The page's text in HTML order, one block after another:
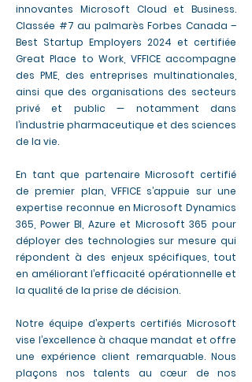
innovantes Microsoft Cloud et Business.
Classée #7 au palmarès Forbes Canada –
Best Startup Employers 2024 et certifiée
Great Place to Work, VFFICE accompagne
des PME, des entreprises multinationales,
ainsi que des organisations des secteurs
privé et public — notamment dans
l’industrie pharmaceutique et des sciences
de la vie.
En tant que partenaire Microsoft certifié
de premier plan, VFFICE s’appuie sur une
expertise reconnue en Microsoft Dynamics
365, Power BI, Azure et Microsoft 365 pour
déployer des technologies sur mesure qui
répondent à des enjeux spécifiques, tout
en améliorant l’efficacité opérationnelle et
la qualité de la prise de décision.
Notre équipe d’experts certifiés Microsoft
vise l’excellence à chaque mandat et offre
une expérience client remarquable. Nous
plaçons nos talents au cœur de nos